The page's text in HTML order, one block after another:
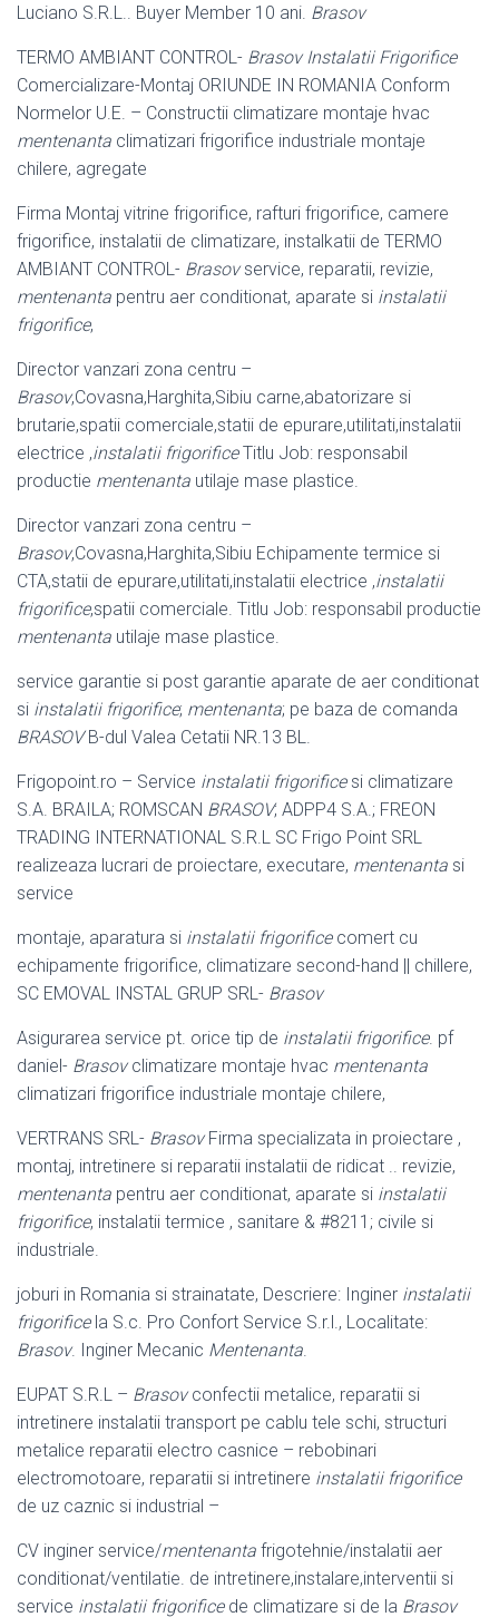
Luciano S.R.L.. Buyer Member 10 ani. Brasov
TERMO AMBIANT CONTROL- Brasov Instalatii Frigorifice
Comercializare-Montaj ORIUNDE IN ROMANIA Conform
Normelor U.E. – Constructii climatizare montaje hvac
mentenanta climatizari frigorifice industriale montaje
chilere, agregate
Firma Montaj vitrine frigorifice, rafturi frigorifice, camere
frigorifice, instalatii de climatizare, instalkatii de TERMO
AMBIANT CONTROL- Brasovservice, reparatii, revizie,
mentenanta pentru aer conditionat, aparate si instalatii
frigorifice,
Director vanzari zona centru –
Brasov,Covasna,Harghita,Sibiu carne,abatorizare si
brutarie,spatii comerciale,statii de epurare,utilitati,instalatii
electrice ,instalatii frigorificeTitlu Job: responsabil
productie mentenanta utilaje mase plastice.
Director vanzari zona centru –
Brasov,Covasna,Harghita,Sibiu Echipamente termice si
CTA,statii de epurare,utilitati,instalatii electrice ,instalatii
frigorifice,spatii comerciale. Titlu Job: responsabil productie
mentenanta utilaje mase plastice.
service garantie si post garantie aparate de aer conditionat
si instalatii frigorifice; mentenanta; pe baza de comanda
BRASOVB-dul Valea Cetatii NR.13 BL.
Frigopoint.ro – Service instalatii frigorificesi climatizare
S.A. BRAILA; ROMSCAN BRASOV; ADPP4 S.A.; FREON
TRADING INTERNATIONAL S.R.L SC Frigo Point SRL
realizeaza lucrari de proiectare, executare, mentenanta si
service
montaje, aparatura si instalatii frigorificecomert cu
echipamente frigorifice, climatizare second-hand || chillere,
SC EMOVAL INSTAL GRUP SRL- Brasov
Asigurarea service pt. orice tip de instalatii frigorifice. pf
daniel- Brasovclimatizare montaje hvac mentenanta
climatizari frigorifice industriale montaje chilere,
VERTRANS SRL- BrasovFirma specializata in proiectare ,
montaj, intretinere si reparatii instalatii de ridicat .. revizie,
mentenanta pentru aer conditionat, aparate si instalatii
frigorifice, instalatii termice , sanitare & #8211; civile si
industriale.
joburi in Romania si strainatate, Descriere: Inginer instalatii
frigorificela S.c. Pro Confort Service S.r.l., Localitate:
Brasov. Inginer Mecanic Mentenanta.
EUPAT S.R.L – Brasovconfectii metalice, reparatii si
intretinere instalatii transport pe cablu tele schi, structuri
metalice reparatii electro casnice – rebobinari
electromotoare, reparatii si intretinere instalatii frigorifice
de uz caznic si industrial –
CV inginer service/mentenanta frigotehnie/instalatii aer
conditionat/ventilatie. de intretinere,instalare,interventii si
service instalatii frigorificede climatizare si de la Brasov